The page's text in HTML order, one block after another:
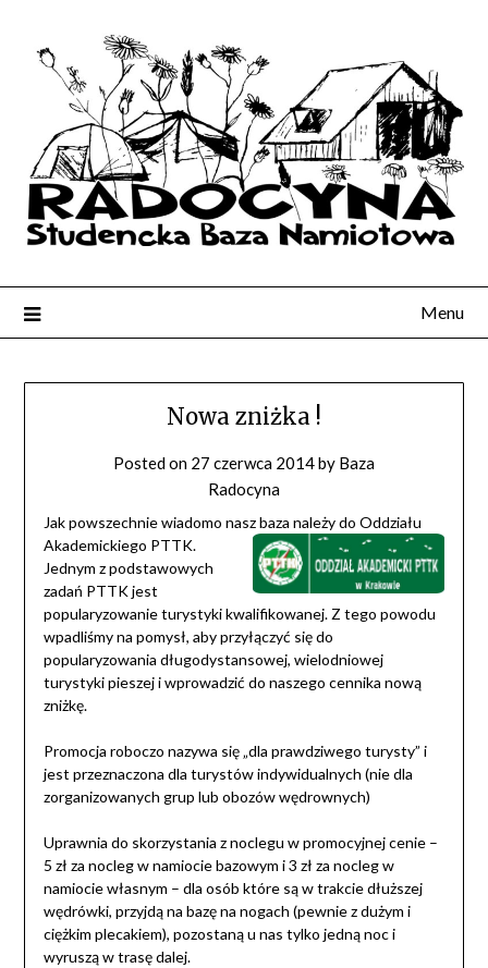
Menu
Nowa zniżka !
Posted on 27 czerwca 2014by Baza
Radocyna
Jak powszechnie wiadomo nasz baza należy do Oddziału
Akademickiego PTTK.
Jednym z podstawowych
zadań PTTK jest
popularyzowanie turystyki kwalifikowanej. Z tego powodu
wpadliśmy na pomysł, aby przyłączyć się do
popularyzowania długodystansowej, wielodniowej
turystyki pieszej i wprowadzić do naszego cennika nową
zniżkę.
Promocja roboczo nazywa się „dla prawdziwego turysty” i
jest przeznaczona dla turystów indywidualnych (nie dla
zorganizowanych grup lub obozów wędrownych)
Uprawnia do skorzystania z noclegu w promocyjnej cenie –
5 zł za nocleg w namiocie bazowym i 3 zł za nocleg w
namiocie własnym – dla osób które są w trakcie dłuższej
wędrówki, przyjdą na bazę na nogach (pewnie z dużym i
ciężkim plecakiem), pozostaną u nas tylko jedną noc i
wyruszą w trasę dalej.